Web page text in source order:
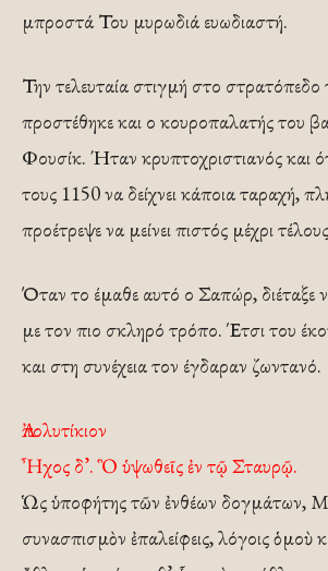
μπροστά Του μυρωδιά ευωδιαστή.
Την τελευταία στιγμή στο
προστέθηκε και ο κουροπαλατής του
Φουσίκ. Ήταν κρυπτοχριστιανός και
τους 1150 να δείχνει κάποια ταραχή,
προέτρεψε να μείνει πιστός μέχρι
Όταν το έμαθε αυτό ο Σαπώρ, διέταξε
με τον πιο σκληρό τρόπο. Έτσι του
και στη συνέχεια τον έγδαραν ζωντανό.
Ἀπολυτίκιον
Ἦχος δ’. Ὃ ὑψωθεῖς ἐν τῷ Σταυρῷ.
Ὡς ὑποφήτης τῶν ἐνθέων δογμάτων,
συνασπισμὸν ἐπαλείφεις, λόγοις ὁμοὺ